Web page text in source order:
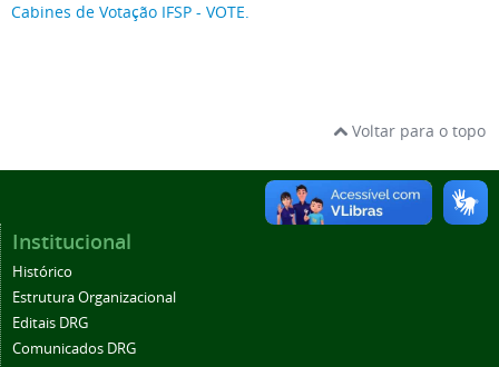
Cabines de Votação IFSP - VOTE.
Voltar para o topo
Institucional
Histórico
Estrutura Organizacional
Editais DRG
Comunicados DRG